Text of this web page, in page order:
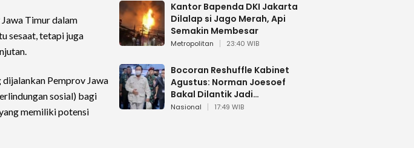
Timur dalam
sesaat, tetapi juga
Pemprov Jawa
sosial) bagi
memiliki potensi
Kantor Bapenda DKI Jakarta
Dilalap si Jago Merah, Api
Semakin Membesar
Metropolitan 23:40 WIB
Bocoran Reshuffle Kabinet
Agustus: Norman Joesoef
Bakal Dilantik Jadi
Wamenhan RI
Nasional 17:49 WIB